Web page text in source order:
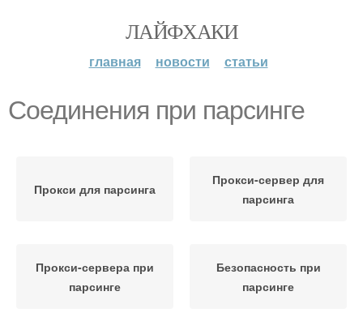
ЛАЙФХАКИ
главная новости статьи
Соединения при парсинге
Прокси для парсинга
Прокси-сервер для
парсинга
Прокси-сервера при
парсинге
Безопасность при
парсинге